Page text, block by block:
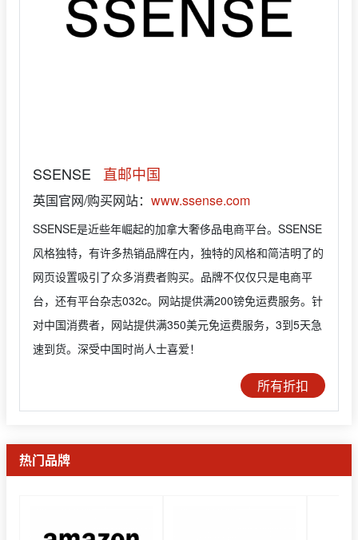
SSENSE 直邮中国
英国官网/购买网站： www.ssense.com
SSENSE是近些年崛起的加拿大奢侈品电商平台。SSENSE
风格独特，有许多热销品牌在内，独特的风格和简洁明了的
网页设置吸引了众多消费者购买。品牌不仅仅只是电商平
台，还有平台杂志032c。网站提供满200镑免运费服务。针
对中国消费者，网站提供满350美元免运费服务，3到5天急
速到货。深受中国时尚人士喜爱！
所有折扣
热门品牌